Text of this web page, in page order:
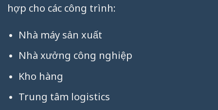
hợp cho các công trình:
Nhà máy sản xuất
Nhà xưởng công nghiệp
Kho hàng
Trung tâm logistics